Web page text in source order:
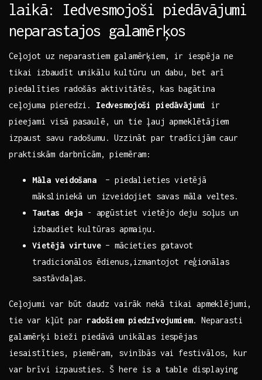
laikā: Iedvesmojoši piedāvājumi
neparastajos galamērķos
Ceļojot uz neparastiem galamērķiem, ir iespēja⁣ ne
tikai izbaudīt unikālu kultūru un dabu,⁣ bet arī
piedalīties​ radošās aktivitātēs, kas bagātina
ceļojuma pieredzi. Iedvesmojoši piedāvājumi
ir
pieejami visā pasaulē, un‍ tie ļauj apmeklētājiem
izpaust savu radošumu. ⁤Uzzināt par tradīcijām caur
praktiskām darbnīcām, piemēram:
Māla veidošana‌ – piedalieties ​vietējā
māksliniekā un izveidojiet savas māla veltes.
Tautas deja -⁣ apgūstiet vietējo deju soļus un
izbaudiet kultūras apmaiņu.
Vietējā virtuve– mācieties gatavot
tradicionālos ēdienus,izmantojot reģionālas
sastāvdaļas.
Ceļojumi⁤ var būt⁣ daudz vairāk nekā tikai apmeklējumi,
tie var kļūt par radošiem piedzīvojumiem. ⁢Neparasti
galamērķi bieži piedāvā unikālas‍ iespējas
‌iesaistīties, piemēram, svinībās vai festivālos, kur⁣
var brīvi izpausties. Š here is​ a table displaying